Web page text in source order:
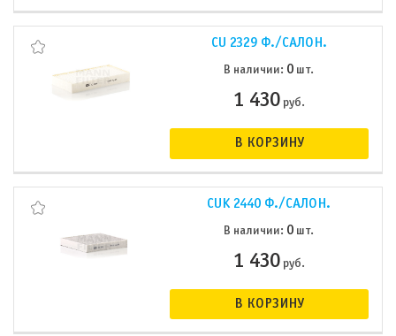
CU 2329 Ф./САЛОН.
В наличии: 0 шт.
1 430руб.
В КОРЗИНУ
CUK 2440 Ф./САЛОН.
В наличии: 0 шт.
1 430руб.
В КОРЗИНУ